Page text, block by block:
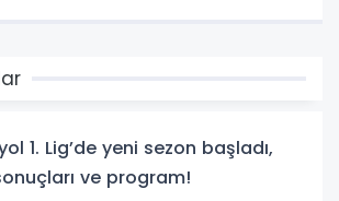
1. Lig’de yeni sezon başladı,
ve program!